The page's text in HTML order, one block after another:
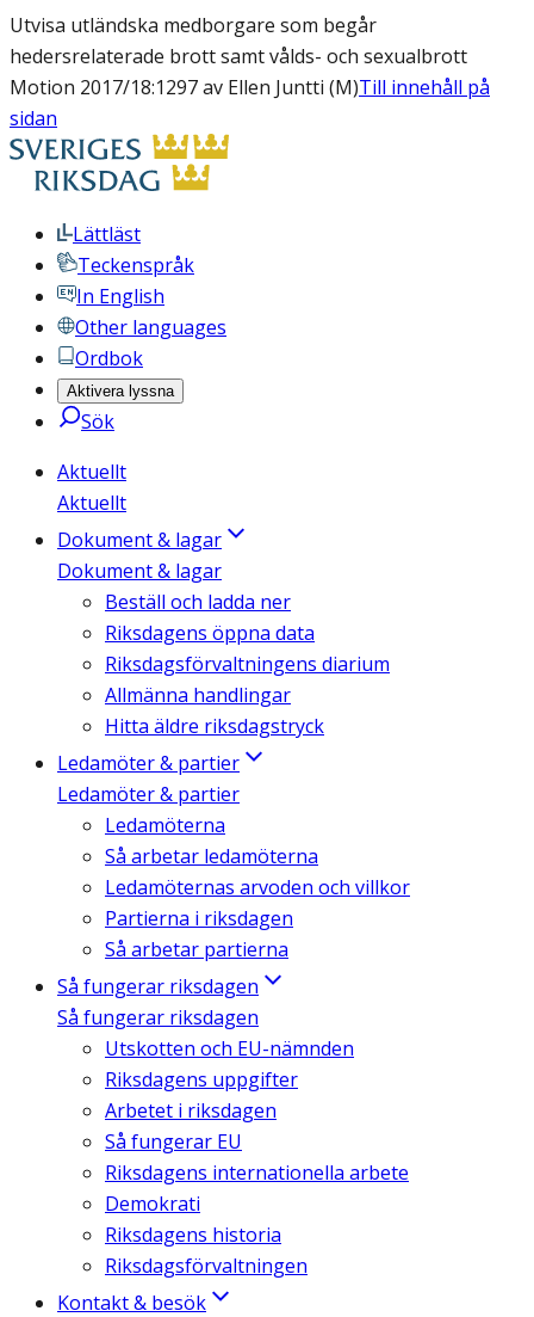
Utvisa utländska medborgare som begår
hedersrelaterade brott samt vålds- och sexualbrott
Motion 2017/18:1297 av Ellen Juntti (M)Till innehåll på
sidan
Lättläst
Teckenspråk
In English
Other languages
Ordbok
Aktivera lyssna
Sök
Aktuellt
Aktuellt
Dokument & lagar
Dokument & lagar
Beställ och ladda ner
Riksdagens öppna data
Riksdagsförvaltningens diarium
Allmänna handlingar
Hitta äldre riksdagstryck
Ledamöter & partier
Ledamöter & partier
Ledamöterna
Så arbetar ledamöterna
Ledamöternas arvoden och villkor
Partierna i riksdagen
Så arbetar partierna
Så fungerar riksdagen
Så fungerar riksdagen
Utskotten och EU-nämnden
Riksdagens uppgifter
Arbetet i riksdagen
Så fungerar EU
Riksdagens internationella arbete
Demokrati
Riksdagens historia
Riksdagsförvaltningen
Kontakt & besök